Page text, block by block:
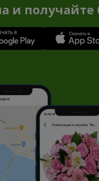
и получайте